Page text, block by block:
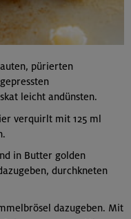
pürierten
leicht andünsten.
verquirlt mit 125 ml
in Butter golden
durchkneten
dazugeben. Mit